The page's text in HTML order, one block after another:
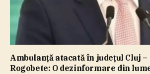
Ambulanţă atacată în judeţul Cluj
Rogobete: O dezinformare din